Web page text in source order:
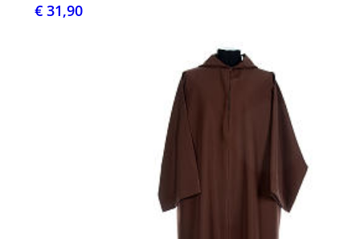
€ 31,90